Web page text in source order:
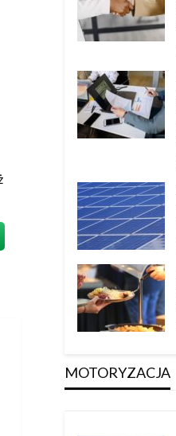
MOTORYZACJA